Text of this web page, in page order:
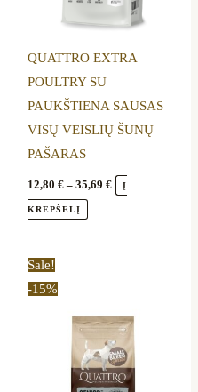
QUATTRO EXTRA
POULTRY SU
PAUKŠTIENA SAUSAS
VISŲ VEISLIŲ ŠUNŲ
PAŠARAS
12,80 € – 35,69 € Į
KREPŠELĮ
chosen
on
the
product
Sale!
-15%
41,64 €
variants.
The